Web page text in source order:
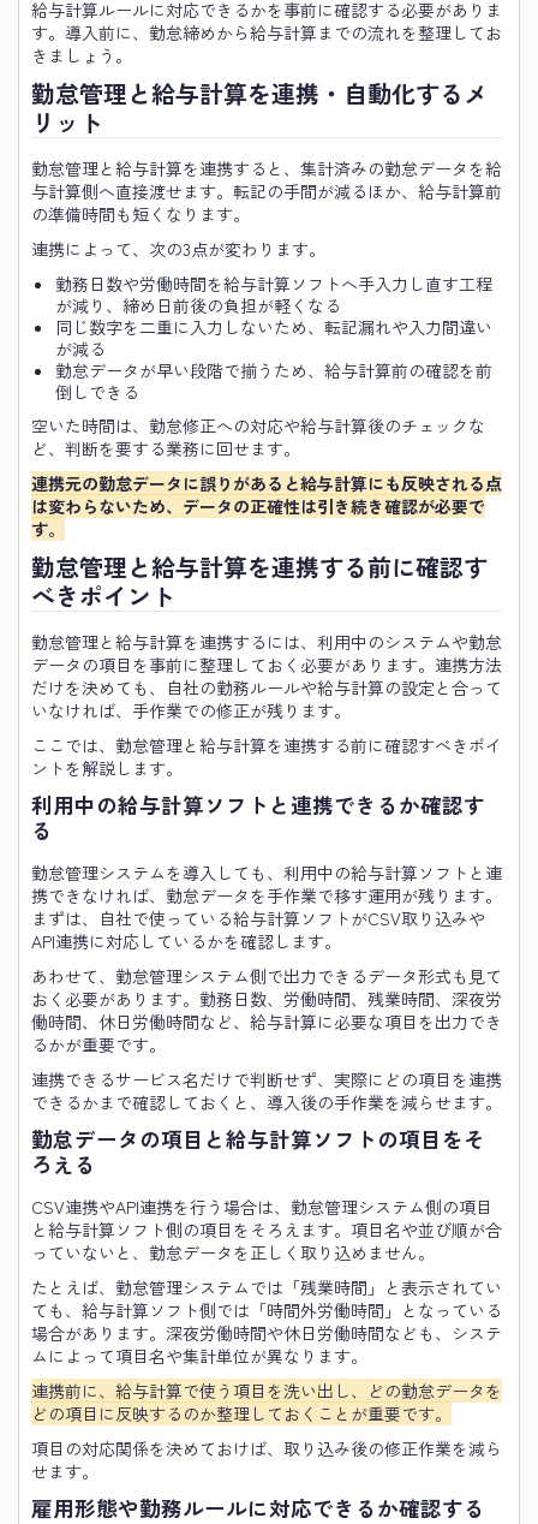
給与計算ルールに対応できるかを事前に確認する必要がありま
す。導入前に、勤怠締めから給与計算までの流れを整理してお
きましょう。
勤怠管理と給与計算を連携・自動化するメ
リット
勤怠管理と給与計算を連携すると、集計済みの勤怠データを給
与計算側へ直接渡せます。転記の手間が減るほか、給与計算前
の準備時間も短くなります。
連携によって、次の3点が変わります。
勤務日数や労働時間を給与計算ソフトへ手入力し直す工程
が減り、締め日前後の負担が軽くなる
同じ数字を二重に入力しないため、転記漏れや入力間違い
が減る
勤怠データが早い段階で揃うため、給与計算前の確認を前
倒しできる
空いた時間は、勤怠修正への対応や給与計算後のチェックな
ど、判断を要する業務に回せます。
連携元の勤怠データに誤りがあると給与計算にも反映される点
は変わらないため、データの正確性は引き続き確認が必要で
す。
勤怠管理と給与計算を連携する前に確認す
べきポイント
勤怠管理と給与計算を連携するには、利用中のシステムや勤怠
データの項目を事前に整理しておく必要があります。連携方法
だけを決めても、自社の勤務ルールや給与計算の設定と合って
いなければ、手作業での修正が残ります。
ここでは、勤怠管理と給与計算を連携する前に確認すべきポイ
ントを解説します。
利用中の給与計算ソフトと連携できるか確認す
る
勤怠管理システムを導入しても、利用中の給与計算ソフトと連
携できなければ、勤怠データを手作業で移す運用が残ります。
まずは、自社で使っている給与計算ソフトがCSV取り込みや
API連携に対応しているかを確認します。
あわせて、勤怠管理システム側で出力できるデータ形式も見て
おく必要があります。勤務日数、労働時間、残業時間、深夜労
働時間、休日労働時間など、給与計算に必要な項目を出力でき
るかが重要です。
連携できるサービス名だけで判断せず、実際にどの項目を連携
できるかまで確認しておくと、導入後の手作業を減らせます。
勤怠データの項目と給与計算ソフトの項目をそ
ろえる
CSV連携やAPI連携を行う場合は、勤怠管理システム側の項目
と給与計算ソフト側の項目をそろえます。項目名や並び順が合
っていないと、勤怠データを正しく取り込めません。
たとえば、勤怠管理システムでは「残業時間」と表示されてい
ても、給与計算ソフト側では「時間外労働時間」となっている
場合があります。深夜労働時間や休日労働時間なども、システ
ムによって項目名や集計単位が異なります。
連携前に、給与計算で使う項目を洗い出し、どの勤怠データを
どの項目に反映するのか整理しておくことが重要です。
項目の対応関係を決めておけば、取り込み後の修正作業を減ら
せます。
雇用形態や勤務ルールに対応できるか確認する